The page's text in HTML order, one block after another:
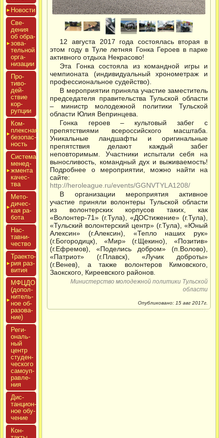
Новос­ти
Све­
дения
об об­ра­
зова­
тель­ной
ор­га­
низа­ции
Про­
тиво­
дей­
ствие
кор­
рупции
Ком­
плексная
бе­зопас­
ность
Сис­те­ма
ме­нед­
жмен­та
ка­чес­
тва
Мето­
дичес­
кая ра­
бота
Нас­
тавни­
чес­тво
Тра­ек­то­
рия раз­
ви­тия
МФЦДО
(до­пол­
ни­тель­
ное об­
ра­зова­
ние)
Реги­
ональ­
ный
центр
сту­ден­
ческо­го
са­мо­уп­
равле­
ния
Дис­
танци­он­
ное обу­
чение
Кон­
12 августа 2017 года состоялась вторая в
этом году в Туле летняя Гонка Героев в парке
активного отдыха Некрасово!
Эта Гонка состояла из командной игры и
чемпионата (индивидуальный хронометраж и
профессиональное судейство).
В мероприятии приняла участие заместитель
председателя правительства Тульской области
– министр молодежной политики Тульской
области Юлия Вепринцева.
Гонка героев – культовый забег с
препятствиями всероссийского масштаба.
Уникальные ландшафты и оригинальные
препятствия делают каждый забег
неповторимым. Участники испытали себя на
выносливость, командный дух и выживаемость!
Подробнее о мероприятии, можно найти на
сайте:
http://heroleague.ru/events/GGNVTYLA1208/
В организации мероприятия активное
участие приняли волонтеры Тульской области
из волонтерских корпусов таких, как
«Волонтер-71» (г.Тула), «ДОСтижение» (г.Тула),
«Тульский волонтерский центр» (г.Тула), «Юный
Алексин» (г.Алексин), «Тепло наших рук»
(г.Богородицк), «Мир» (г.Щекино), «Позитив»
(г.Ефремов), «Поделись добром» (п.Волово),
«Патриот» (г.Плавск), «Лучик доброты»
(г.Венев), а также волонтеров Кимовского,
Заокского, Киреевского районов.
Министерство молодежной политики Тульской
области
Опубликовано: 15 авг 2017г.